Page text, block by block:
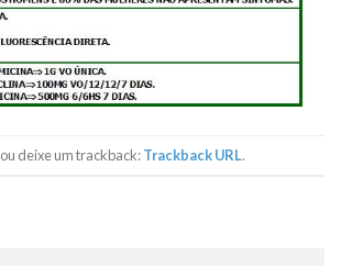
ou deixe um trackback:Trackback URL.